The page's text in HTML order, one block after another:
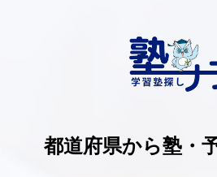
都道府県から塾・